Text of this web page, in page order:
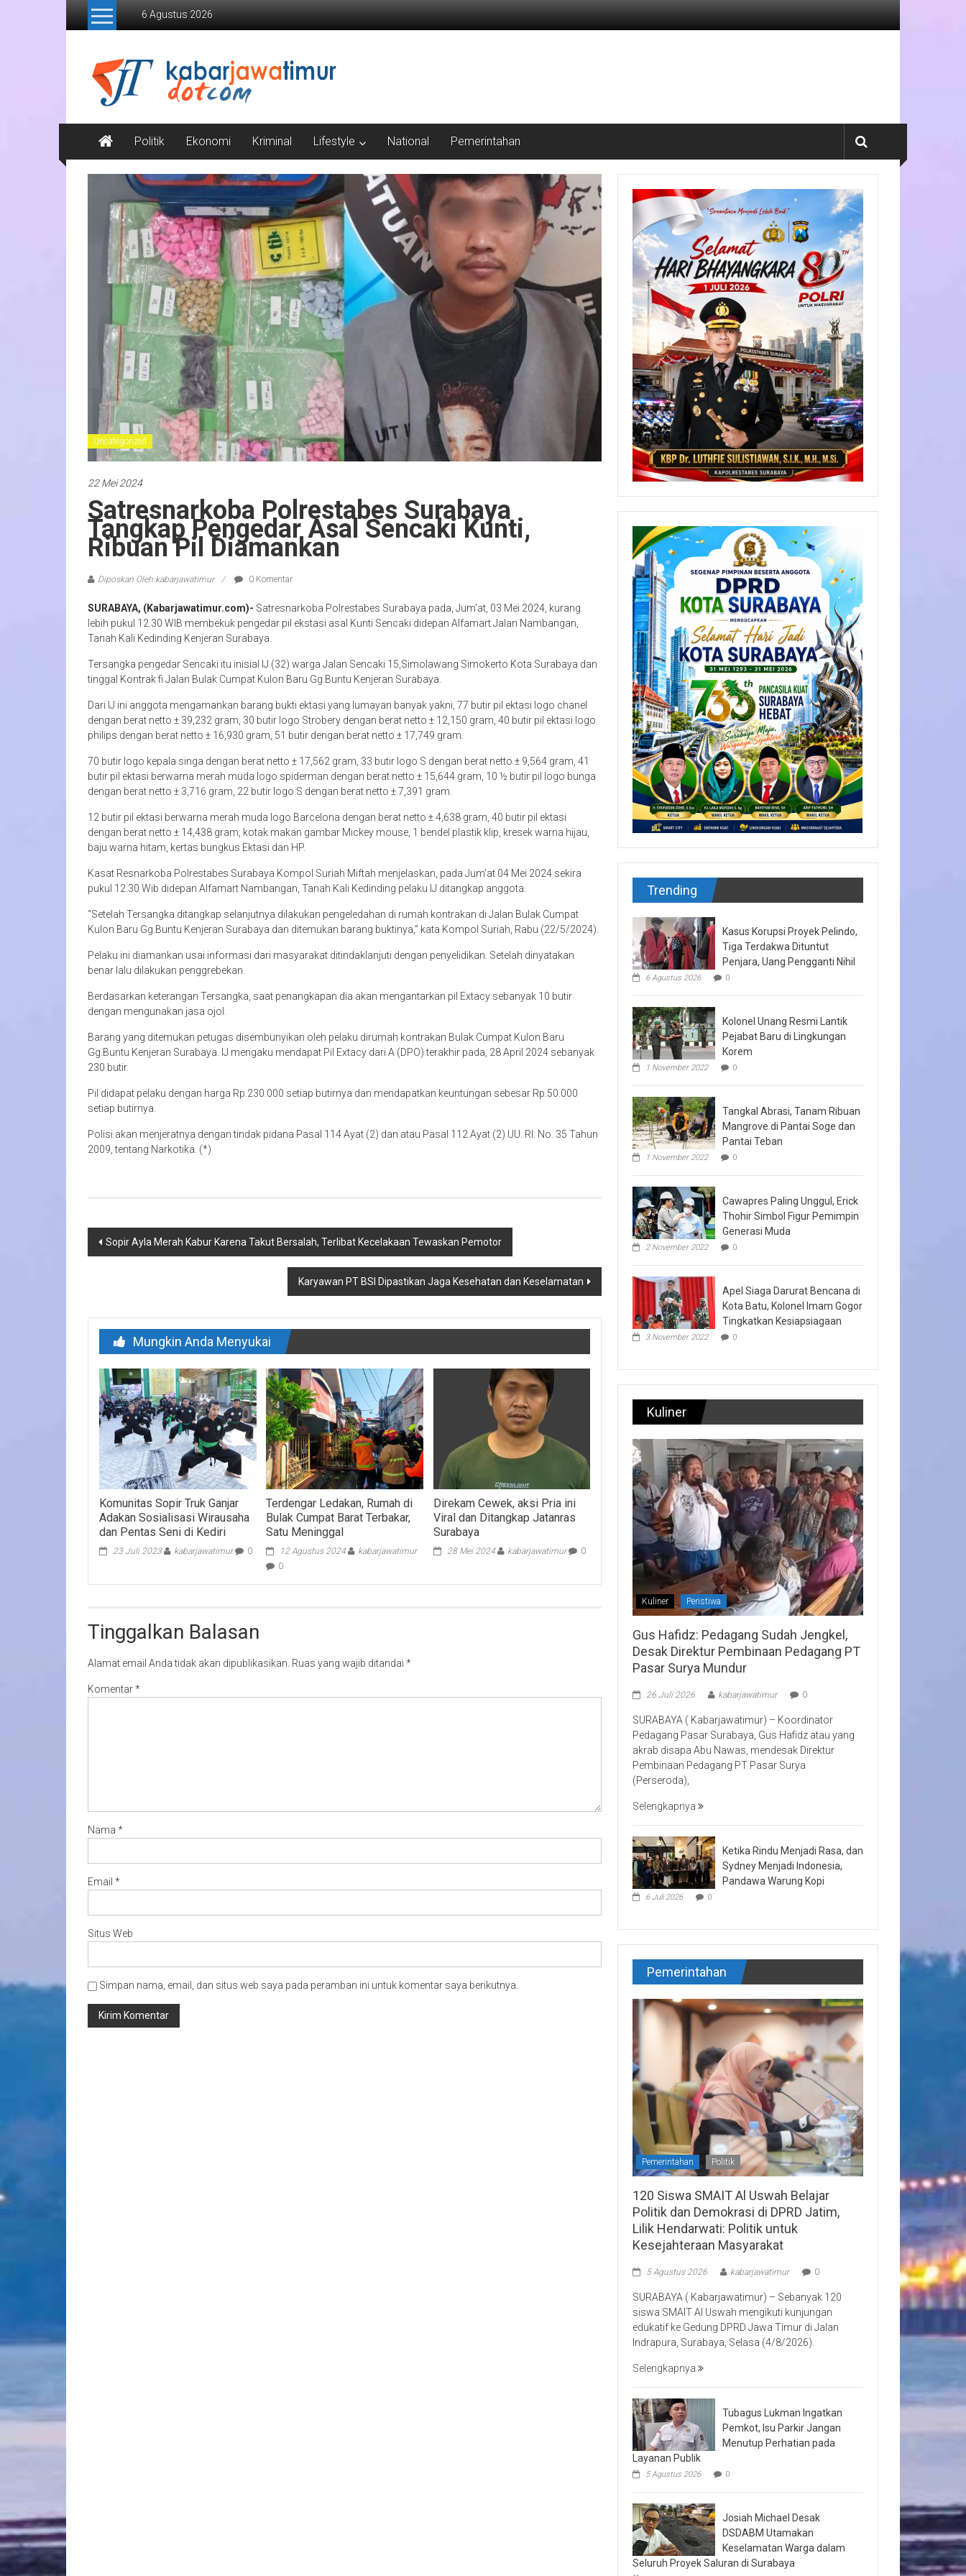
Lompat
6 Agustus 2026
Kabar
Jawa
Timur
Media
Online
Jawa
Politik Ekonomi Kriminal Lifestyle National Pemerintahan
Uncategorized
22 Mei 2024
Satresnarkoba Polrestabes Surabaya
Tangkap Pengedar Asal Sencaki Kunti,
Ribuan Pil Diamankan
Diposkan Oleh:kabarjawatimur 0 Komentar
SURABAYA, (Kabarjawatimur.com)- Satresnarkoba Polrestabes Surabaya pada, Jum’at, 03 Mei 2024, kurang
lebih pukul 12.30 WIB membekuk pengedar pil ekstasi asal Kunti Sencaki didepan Alfamart Jalan Nambangan,
Tanah Kali Kedinding Kenjeran Surabaya.
Tersangka pengedar Sencaki itu inisial IJ (32) warga Jalan Sencaki 15,Simolawang Simokerto Kota Surabaya dan
tinggal Kontrak fi Jalan Bulak Cumpat Kulon Baru Gg.Buntu Kenjeran Surabaya.
Dari IJ ini anggota mengamankan barang bukti ektasi yang lumayan banyak yakni, 77 butir pil ektasi logo chanel
dengan berat netto ± 39,232 gram, 30 butir logo Strobery dengan berat netto ± 12,150 gram, 40 butir pil ektasi logo
philips dengan berat netto ± 16,930 gram, 51 butir dengan berat netto ± 17,749 gram.
70 butir logo kepala singa dengan berat netto ± 17,562 gram, 33 butir logo S dengan berat netto ± 9,564 gram, 41
butir pil ektasi berwarna merah muda logo spiderman dengan berat netto ± 15,644 gram, 10 ½ butir pil logo bunga
dengan berat netto ± 3,716 gram, 22 butir logo S dengan berat netto ± 7,391 gram.
12 butir pil ektasi berwarna merah muda logo Barcelona dengan berat netto ± 4,638 gram, 40 butir pil ektasi
dengan berat netto ± 14,438 gram, kotak makan gambar Mickey mouse, 1 bendel plastik klip, kresek warna hijau,
baju warna hitam, kertas bungkus Ektasi dan HP.
Kasat Resnarkoba Polrestabes Surabaya Kompol Suriah Miftah menjelaskan, pada Jum’at 04 Mei 2024 sekira
pukul 12.30 Wib didepan Alfamart Nambangan, Tanah Kali Kedinding pelaku IJ ditangkap anggota.
“Setelah Tersangka ditangkap selanjutnya dilakukan pengeledahan di rumah kontrakan di Jalan Bulak Cumpat
Kulon Baru Gg.Buntu Kenjeran Surabaya dan ditemukan barang buktinya,” kata Kompol Suriah, Rabu (22/5/2024).
Pelaku ini diamankan usai informasi dari masyarakat ditindaklanjuti dengan penyelidikan. Setelah dinyatakan
benar lalu dilakukan penggrebekan.
Berdasarkan keterangan Tersangka, saat penangkapan dia akan mengantarkan pil Extacy sebanyak 10 butir
dengan mengunakan jasa ojol.
Barang yang ditemukan petugas disembunyikan oleh pelaku dirumah kontrakan Bulak Cumpat Kulon Baru
Gg.Buntu Kenjeran Surabaya. IJ mengaku mendapat Pil Extacy dari A (DPO) terakhir pada, 28 April 2024 sebanyak
230 butir.
Pil didapat pelaku dengan harga Rp.230.000 setiap butirnya dan mendapatkan keuntungan sebesar Rp.50.000
setiap butirnya.
Polisi akan menjeratnya dengan tindak pidana Pasal 114 Ayat (2) dan atau Pasal 112 Ayat (2) UU. RI. No. 35 Tahun
2009, tentang Narkotika. (*)
Navigasi
Sopir Ayla Merah Kabur Karena Takut Bersalah, Terlibat Kecelakaan Tewaskan Pemotor
Karyawan PT BSI Dipastikan Jaga Kesehatan dan Keselamatan
Mungkin Anda Menyukai
Komunitas Sopir Truk Ganjar
Adakan Sosialisasi Wirausaha
dan Pentas Seni di Kediri
23 Juli 2023 kabarjawatimur 0
Terdengar Ledakan, Rumah di
Bulak Cumpat Barat Terbakar,
Satu Meninggal
12 Agustus 2024
kabarjawatimur
0
Direkam Cewek, aksi Pria ini
Viral dan Ditangkap Jatanras
Surabaya
28 Mei 2024 kabarjawatimur 0
Tinggalkan Balasan
Alamat email Anda tidak akan dipublikasikan. Ruas yang wajib ditandai *
Komentar*
Nama *
Email *
Situs Web
Simpan nama, email, dan situs web saya pada peramban ini untuk komentar saya berikutnya.
Trending
Kasus Korupsi Proyek Pelindo,
Tiga Terdakwa Dituntut
Penjara, Uang Pengganti Nihil
6 Agustus 2026 0
Kolonel Unang Resmi Lantik
Pejabat Baru di Lingkungan
Korem
1 November 2022 0
Tangkal Abrasi, Tanam Ribuan
Mangrove di Pantai Soge dan
Pantai Teban
1 November 2022 0
Cawapres Paling Unggul, Erick
Thohir Simbol Figur Pemimpin
Generasi Muda
2 November 2022 0
Apel Siaga Darurat Bencana di
Kota Batu, Kolonel Imam Gogor
Tingkatkan Kesiapsiagaan
3 November 2022 0
Kuliner
Kuliner Peristiwa
Gus Hafidz: Pedagang Sudah Jengkel,
Desak Direktur Pembinaan Pedagang PT
Pasar Surya Mundur
26 Juli 2026 kabarjawatimur 0
SURABAYA ( Kabarjawatimur) – Koordinator
Pedagang Pasar Surabaya, Gus Hafidz atau yang
akrab disapa Abu Nawas, mendesak Direktur
Pembinaan Pedagang PT Pasar Surya
(Perseroda),
Selengkapnya
Ketika Rindu Menjadi Rasa, dan
Sydney Menjadi Indonesia,
Pandawa Warung Kopi
6 Juli 2026 0
Pemerintahan
Pemerintahan Politik
120 Siswa SMAIT Al Uswah Belajar
Politik dan Demokrasi di DPRD Jatim,
Lilik Hendarwati: Politik untuk
Kesejahteraan Masyarakat
5 Agustus 2026 kabarjawatimur 0
SURABAYA ( Kabarjawatimur) – Sebanyak 120
siswa SMAIT Al Uswah mengikuti kunjungan
edukatif ke Gedung DPRD Jawa Timur di Jalan
Indrapura, Surabaya, Selasa (4/8/2026).
Selengkapnya
Tubagus Lukman Ingatkan
Pemkot, Isu Parkir Jangan
Menutup Perhatian pada
Layanan Publik
5 Agustus 2026 0
Josiah Michael Desak
DSDABM Utamakan
Keselamatan Warga dalam
Seluruh Proyek Saluran di Surabaya